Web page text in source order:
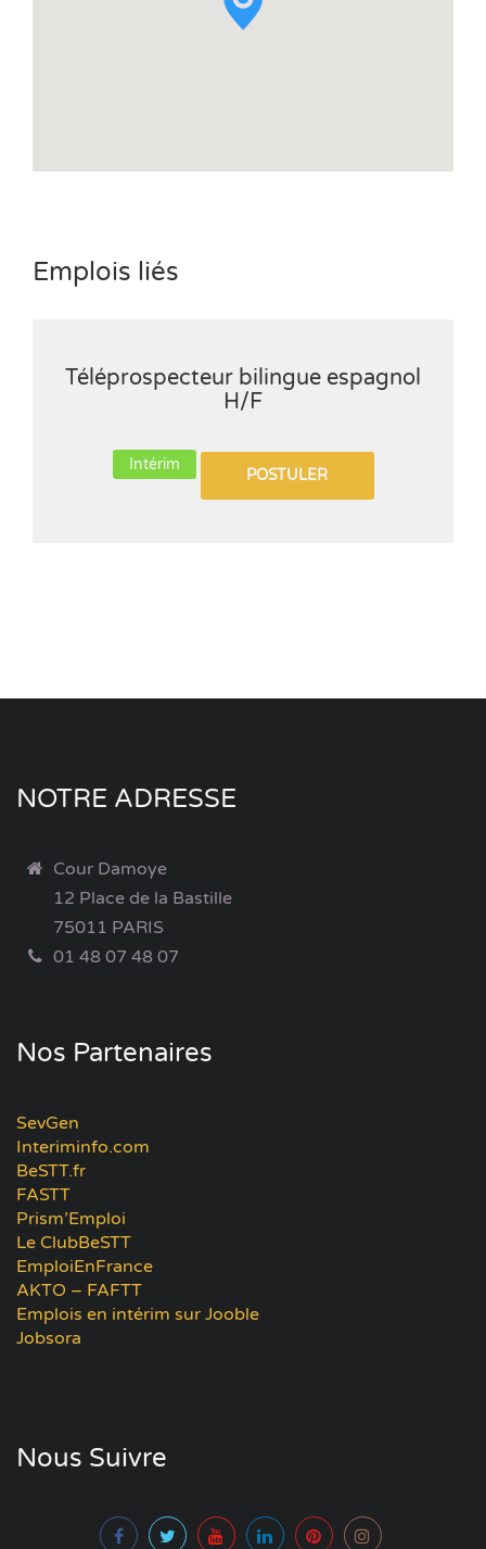
Emplois liés
Téléprospecteur bilingue espagnol
H/F
Intérim
POSTULER
NOTRE ADRESSE
Cour Damoye
12 Place de la Bastille
75011 PARIS
01 48 07 48 07
Nos Partenaires
SevGen
Interiminfo.com
BeSTT.fr
FASTT
Prism’Emploi
Le ClubBeSTT
EmploiEnFrance
AKTO – FAFTT
Emplois en intérim sur Jooble
Jobsora
Nous Suivre